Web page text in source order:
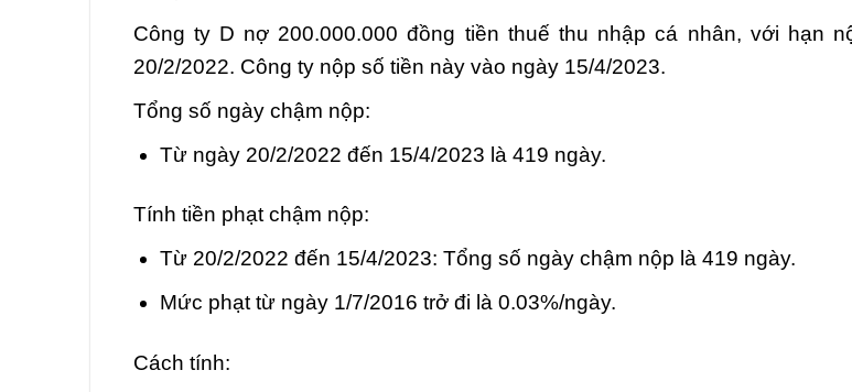
Công ty D nợ 200.000.000 đồng tiền thuế thu nhập cá nhân, với hạn
20/2/2022. Công ty nộp số tiền này vào ngày 15/4/2023.
Tổng số ngày chậm nộp:
Từ ngày 20/2/2022 đến 15/4/2023 là 419 ngày.
Tính tiền phạt chậm nộp:
Từ 20/2/2022 đến 15/4/2023: Tổng số ngày chậm nộp là 419 ngày.
Mức phạt từ ngày 1/7/2016 trở đi là 0.03%/ngày.
Cách tính: